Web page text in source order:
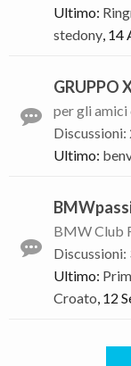
Ultimo:
stedony, 14
GRUPPO
per gli amici
Discussioni:
Ultimo:
BMW Club
Discussioni:
Ultimo:
Croato, 12